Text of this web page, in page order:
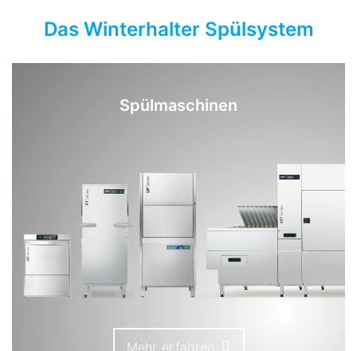
Das Winterhalter Spülsystem
Spülmaschinen
Mehr erfahren